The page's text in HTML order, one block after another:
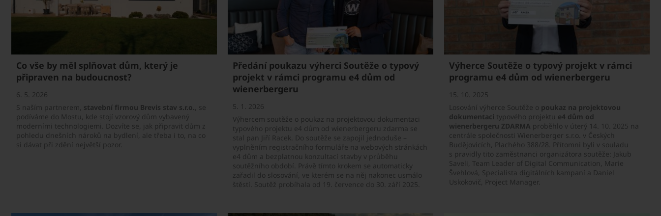
Co vše by měl splňovat dům, který je
připraven na budoucnost?
6. 5. 2026
S naším partnerem, stavební firmou Brevis stav s.r.o., se
podíváme do Mostu, kde stojí vzorový dům vybavený
moderními technologiemi. Dozvíte se, jak připravit dům z
pohledu dnešních nároků na bydlení, ale třeba i to, na co
si dávat při zdění největší pozor.
Předání poukazu výherci Soutěže o typový
projekt v rámci programu e4 dům od
wienerbergeru
5. 1. 2026
Výhercem soutěže o poukaz na projektovou dokumentaci
typového projektu e4 dům od wienerbergeru zdarma se
stal pan Jiří Racek. Do soutěže se zapojil jednoduše –
vyplněním registračního formuláře na webových stránkách
e4 dům a bezplatnou konzultací stavby v průběhu
soutěžního období. Právě tímto krokem se automaticky
zařadil do slosování, ve kterém se na něj nakonec usmálo
štěstí. Soutěž probíhala od 19. července do 30. září 2025.
Výherce Soutěže o typový projekt v rámci
programu e4 dům od wienerbergeru
15. 10. 2025
Losování výherce Soutěže o poukaz na projektovou
dokumentaci typového projektu e4 dům od
wienerbergeru ZDARMA proběhlo v úterý 14. 10. 2025 na
centrále společnosti Wienerberger s.r.o. v Českých
Budějovicích, Plachého 388/28. Přítomni byli v souladu
s pravidly tito zaměstnanci organizátora soutěže: Jakub
Saveli, Team Leader of Digital Communication, Marie
Švehlová, Specialista digitálních kampaní a Daniel
Uskokovič, Project Manager.